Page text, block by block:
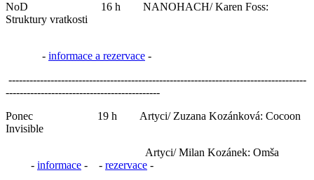
NoD 16 h NANOHACH/ Karen Foss:
Struktury vratkosti
- informace a rezervace -
-------------------------------------------------------------------------------------
--------------------------------------------
Ponec 19 h Artyci/ Zuzana Kozánková: Cocoon
Invisible
Artyci/ Milan Kozánek: Omša
- informace - - rezervace -